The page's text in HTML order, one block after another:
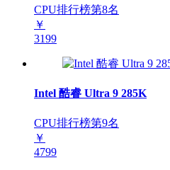
CPU排行榜第8名
￥
3199
Intel 酷睿 Ultra 9 285K
CPU排行榜第9名
￥
4799